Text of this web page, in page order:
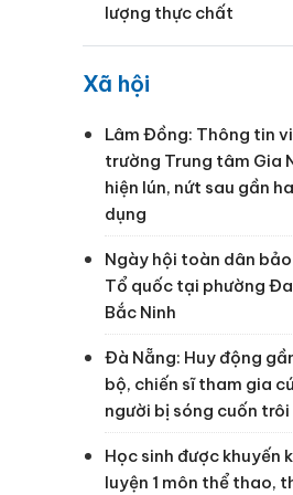
lượng thực chất
Xã hội
Lâm Đồng: Thông tin
trường Trung tâm Gia
hiện lún, nứt sau gần
dụng
Ngày hội toàn dân bảo
Tổ quốc tại phường
Bắc Ninh
Đà Nẵng: Huy động
bộ, chiến sĩ tham gia
người bị sóng cuốn trôi
Học sinh được khuyến
luyện 1 môn thể thao,